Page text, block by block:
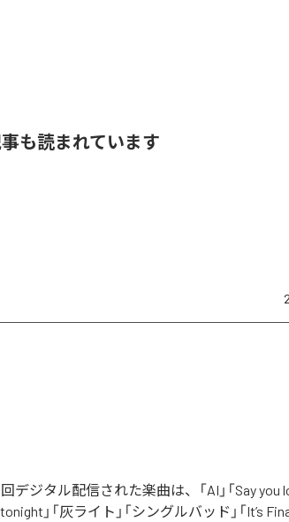
も読まれています
ジタル配信された楽曲は、「AI」「Say you
」「灰ライト」「シングルバッド」「It’s